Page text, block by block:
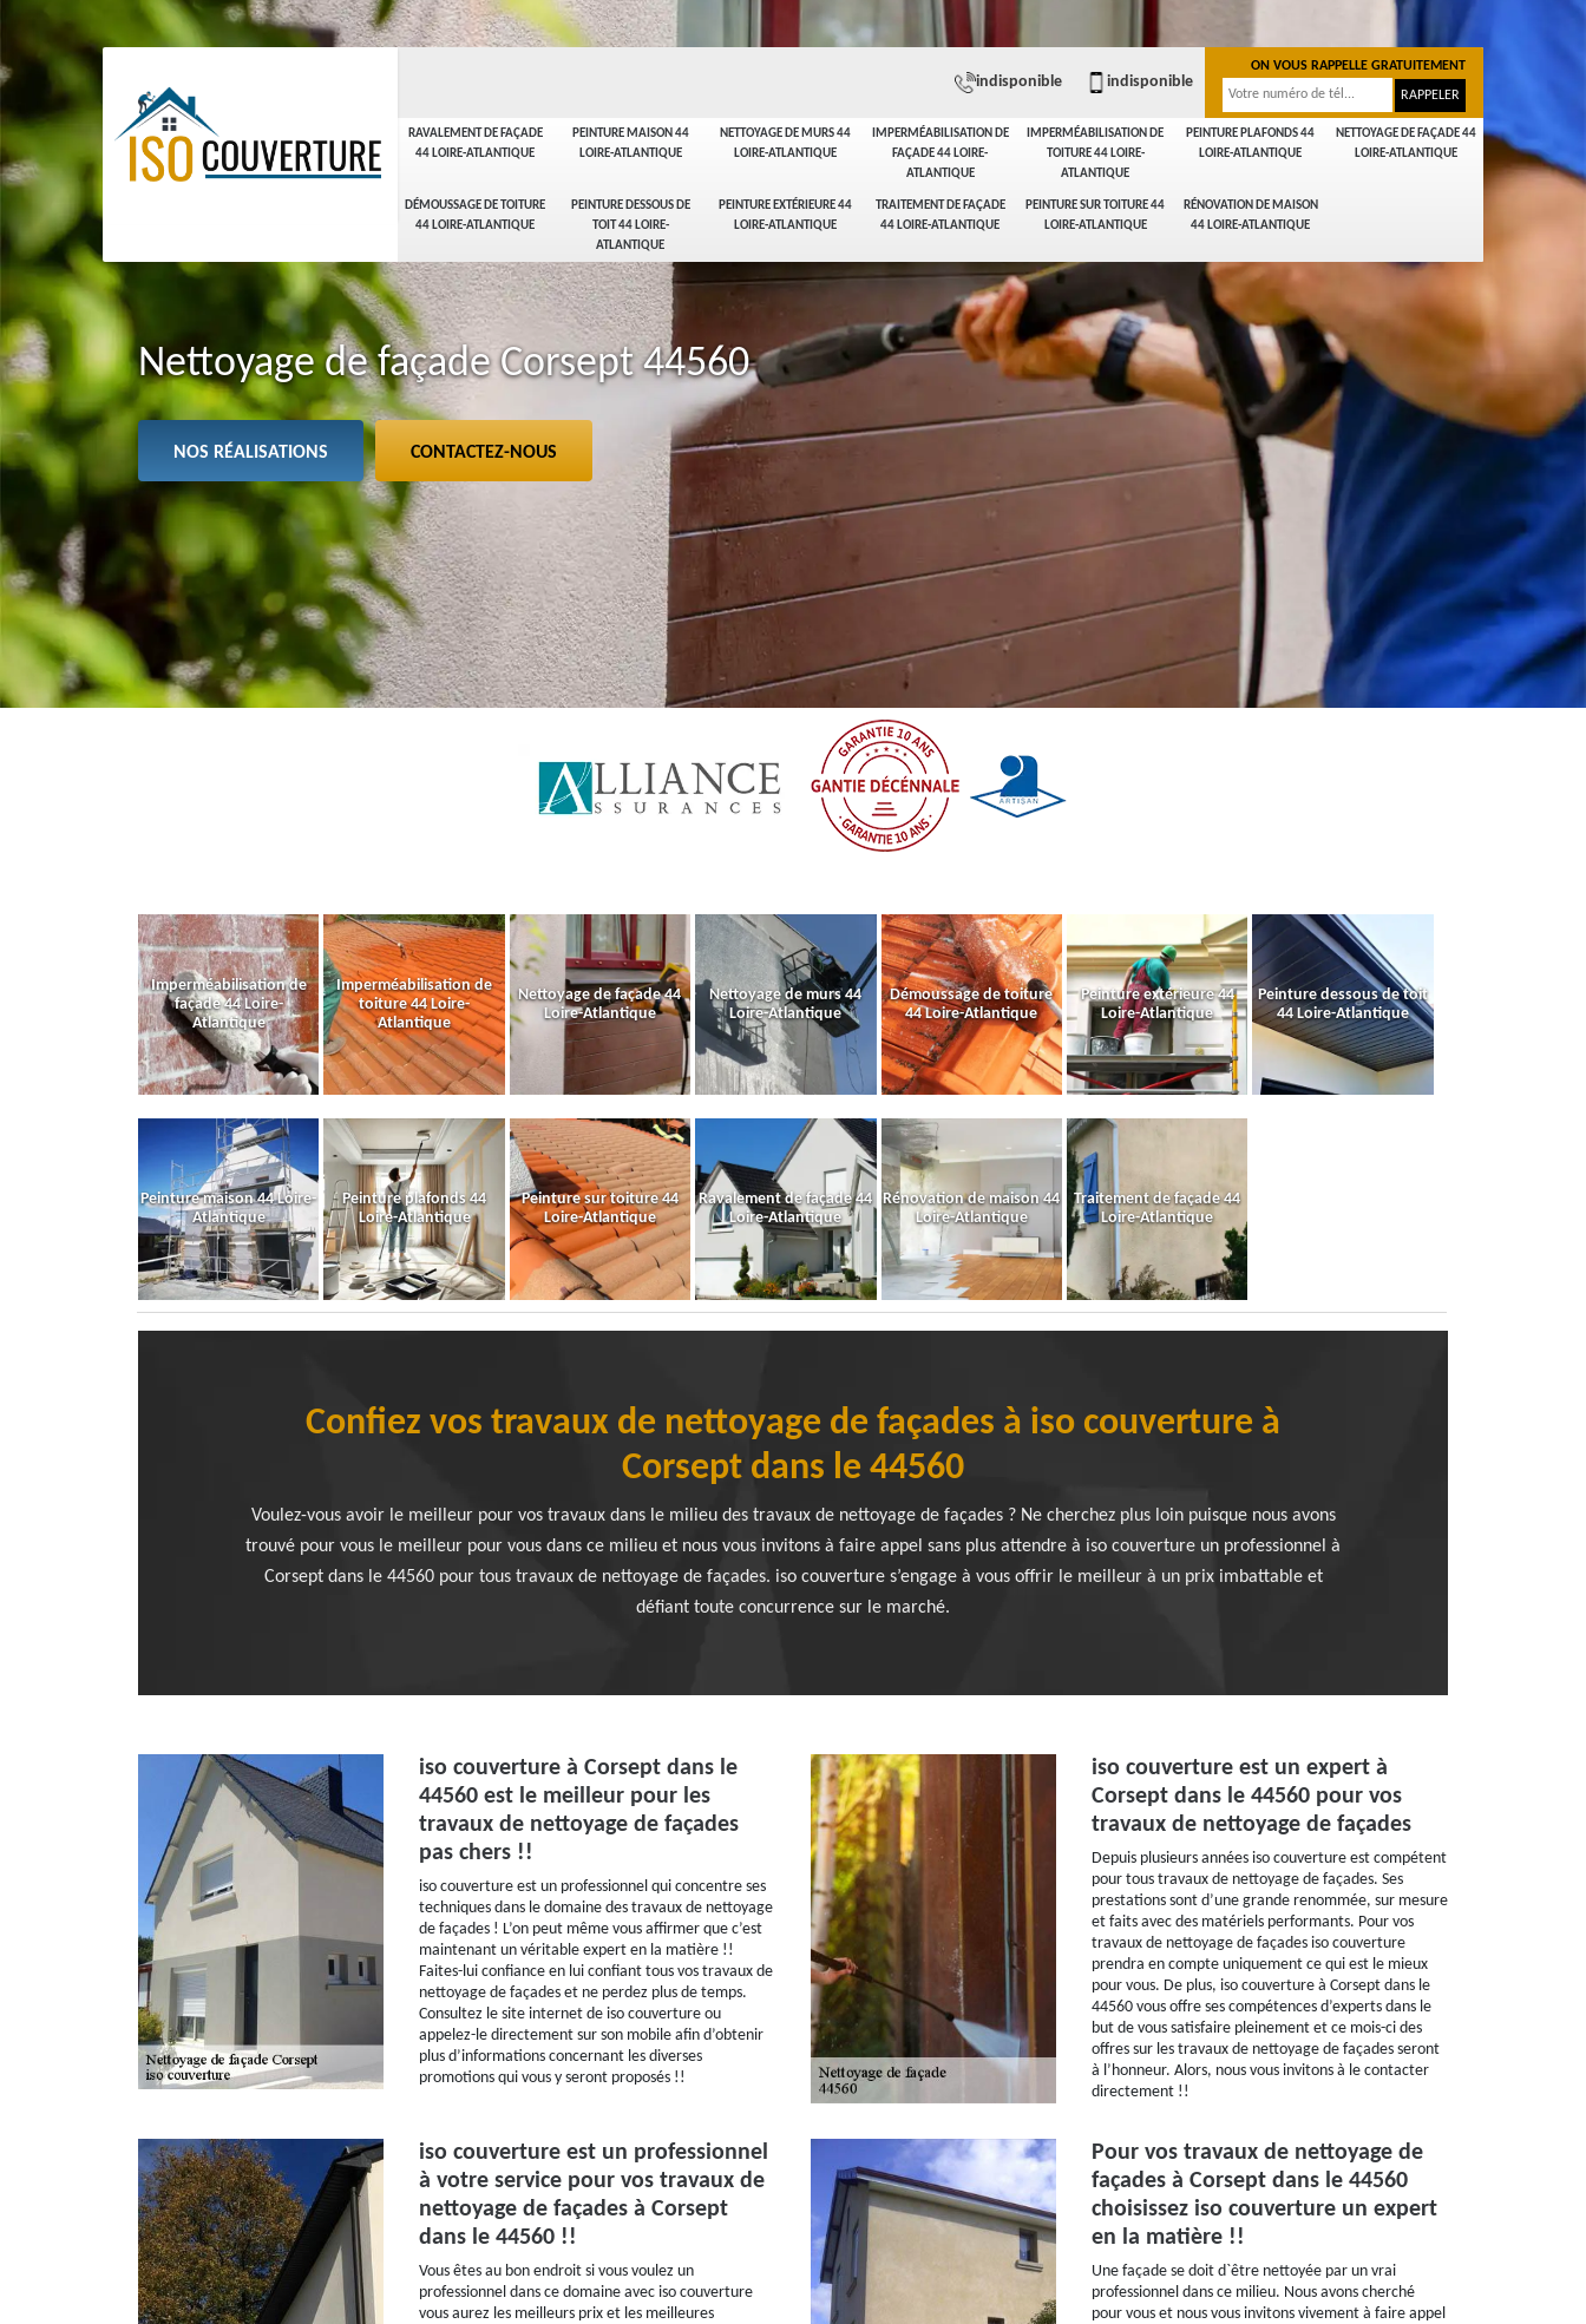
RAVALEMENT DE FAÇADE
44 LOIRE-ATLANTIQUE
PEINTURE MAISON 44
LOIRE-ATLANTIQUE
NETTOYAGE DE MURS 44
LOIRE-ATLANTIQUE
IMPERMÉABILISATION DE
FAÇADE 44 LOIRE-
ATLANTIQUE
IMPERMÉABILISATION DE
TOITURE 44 LOIRE-
ATLANTIQUE
PEINTURE PLAFONDS 44
LOIRE-ATLANTIQUE
NETTOYAGE DE FAÇADE 44
LOIRE-ATLANTIQUE
DÉMOUSSAGE DE TOITURE
44 LOIRE-ATLANTIQUE
PEINTURE DESSOUS DE
TOIT 44 LOIRE-
ATLANTIQUE
PEINTURE EXTÉRIEURE 44
LOIRE-ATLANTIQUE
TRAITEMENT DE FAÇADE
44 LOIRE-ATLANTIQUE
PEINTURE SUR TOITURE 44
LOIRE-ATLANTIQUE
RÉNOVATION DE MAISON
44 LOIRE-ATLANTIQUE
indisponible indisponible
ON VOUS RAPPELLE GRATUITEMENT
Nettoyage de façade Corsept 44560
NOS RÉALISATIONS CONTACTEZ-NOUS
Imperméabilisation de
façade 44 Loire-
Atlantique
Imperméabilisation de
toiture 44 Loire-
Atlantique
Nettoyage de façade 44
Loire-Atlantique
Nettoyage de murs 44
Loire-Atlantique
Démoussage de toiture
44 Loire-Atlantique
Peinture extérieure 44
Loire-Atlantique
Peinture dessous de toit
44 Loire-Atlantique
Peinture maison 44 Loire-
Atlantique
Peinture plafonds 44
Loire-Atlantique
Peinture sur toiture 44
Loire-Atlantique
Ravalement de façade 44
Loire-Atlantique
Rénovation de maison 44
Loire-Atlantique
Traitement de façade 44
Loire-Atlantique
Confiez vos travaux de nettoyage de façades à iso couverture à
Corsept dans le 44560
Voulez-vous avoir le meilleur pour vos travaux dans le milieu des travaux de nettoyage de façades ? Ne cherchez plus loin puisque nous avons
trouvé pour vous le meilleur pour vous dans ce milieu et nous vous invitons à faire appel sans plus attendre à iso couverture un professionnel à
Corsept dans le 44560 pour tous travaux de nettoyage de façades. iso couverture s’engage à vous offrir le meilleur à un prix imbattable et
défiant toute concurrence sur le marché.
iso couverture à Corsept dans le
44560 est le meilleur pour les
travaux de nettoyage de façades
pas chers !!
iso couverture est un professionnel qui concentre ses
techniques dans le domaine des travaux de nettoyage
de façades ! L’on peut même vous affirmer que c’est
maintenant un véritable expert en la matière !!
Faites-lui confiance en lui confiant tous vos travaux de
nettoyage de façades et ne perdez plus de temps.
Consultez le site internet de iso couverture ou
appelez-le directement sur son mobile afin d’obtenir
plus d’informations concernant les diverses
promotions qui vous y seront proposés !!
iso couverture est un expert à
Corsept dans le 44560 pour vos
travaux de nettoyage de façades
Depuis plusieurs années iso couverture est compétent
pour tous travaux de nettoyage de façades. Ses
prestations sont d’une grande renommée, sur mesure
et faits avec des matériels performants. Pour vos
travaux de nettoyage de façades iso couverture
prendra en compte uniquement ce qui est le mieux
pour vous. De plus, iso couverture à Corsept dans le
44560 vous offre ses compétences d’experts dans le
but de vous satisfaire pleinement et ce mois-ci des
offres sur les travaux de nettoyage de façades seront
à l’honneur. Alors, nous vous invitons à le contacter
directement !!
iso couverture est un professionnel
à votre service pour vos travaux de
nettoyage de façades à Corsept
dans le 44560 !!
Vous êtes au bon endroit si vous voulez un
professionnel dans ce domaine avec iso couverture
vous aurez les meilleurs prix et les meilleures
Pour vos travaux de nettoyage de
façades à Corsept dans le 44560
choisissez iso couverture un expert
en la matière !!
Une façade se doit d`être nettoyée par un vrai
professionnel dans ce milieu. Nous avons cherché
pour vous et nous vous invitons vivement à faire appel